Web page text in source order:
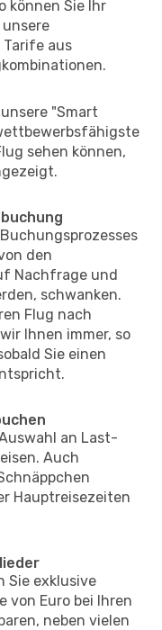
können Sie Ihr
aus
"Smart
sehen können,
den
Nachfrage und
schwanken.
Flug nach
Ihnen immer, so
Sie einen
an Last-
Auch
Hauptreisezeiten
Sie exklusive
von Euro bei Ihren
neben vielen